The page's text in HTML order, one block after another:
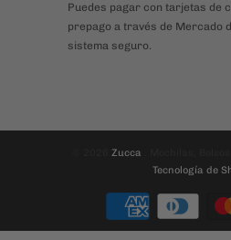
Puedes pagar con tarjetas de
prepago a través de Mercado
sistema seguro.
Zucca
Tecnología de